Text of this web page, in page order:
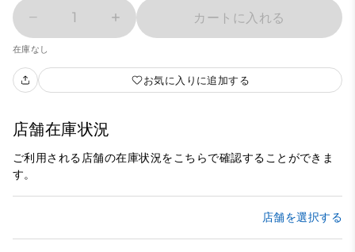
1 カートに入れる
在庫なし
お気に入りに追加する
店舗在庫状況
ご利用される店舗の在庫状況をこちらで確認することができま
す。
店舗を選択する